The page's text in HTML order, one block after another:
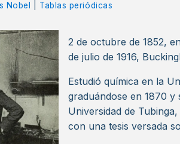
Nobel Tablas periódicas
2 de octubre de 1852,
de julio de 1916,
Estudió química en la
graduándose en 1870 y
Universidad de
con una tesis versada